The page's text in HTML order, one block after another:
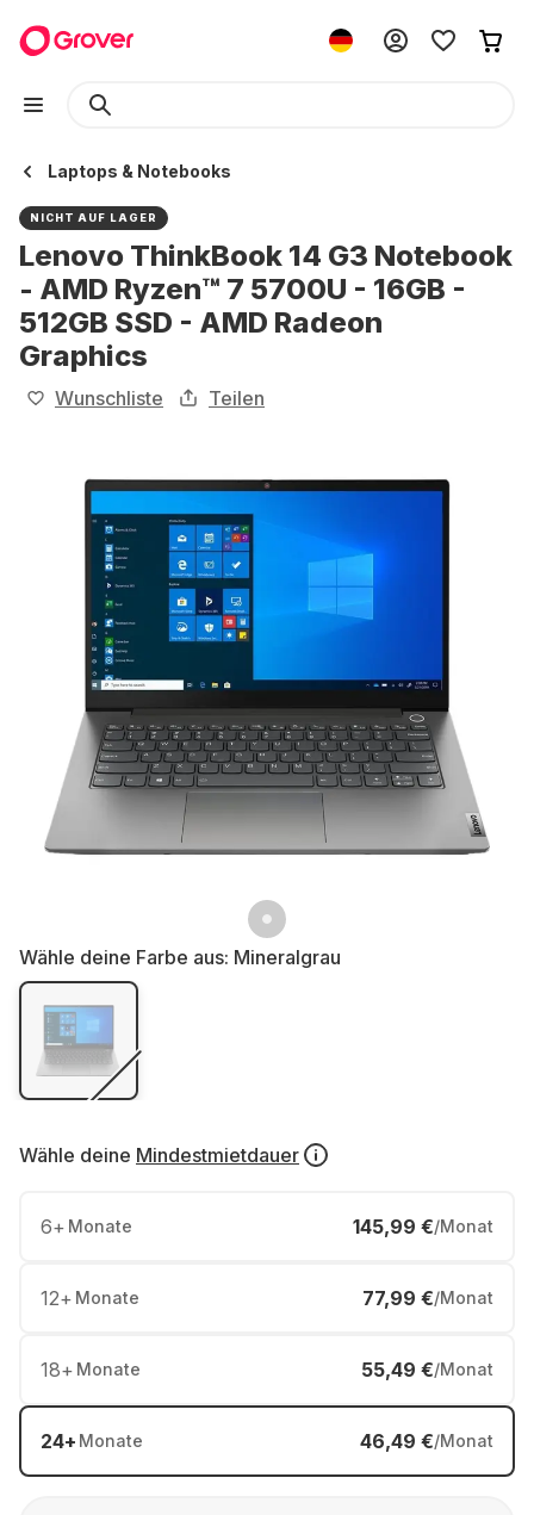
Laptops & Notebooks
NICHT AUF LAGER
Lenovo ThinkBook 14 G3 Notebook
- AMD Ryzen™ 7 5700U - 16GB -
512GB SSD - AMD Radeon
Graphics
Wunschliste Teilen
Wähle deine Farbe aus: Mineralgrau
Wähle deine Mindestmietdauer
6+ Monate 145,99 €/Monat
12+ Monate 77,99 €/Monat
18+ Monate 55,49 €/Monat
24+ Monate 46,49 €/Monat